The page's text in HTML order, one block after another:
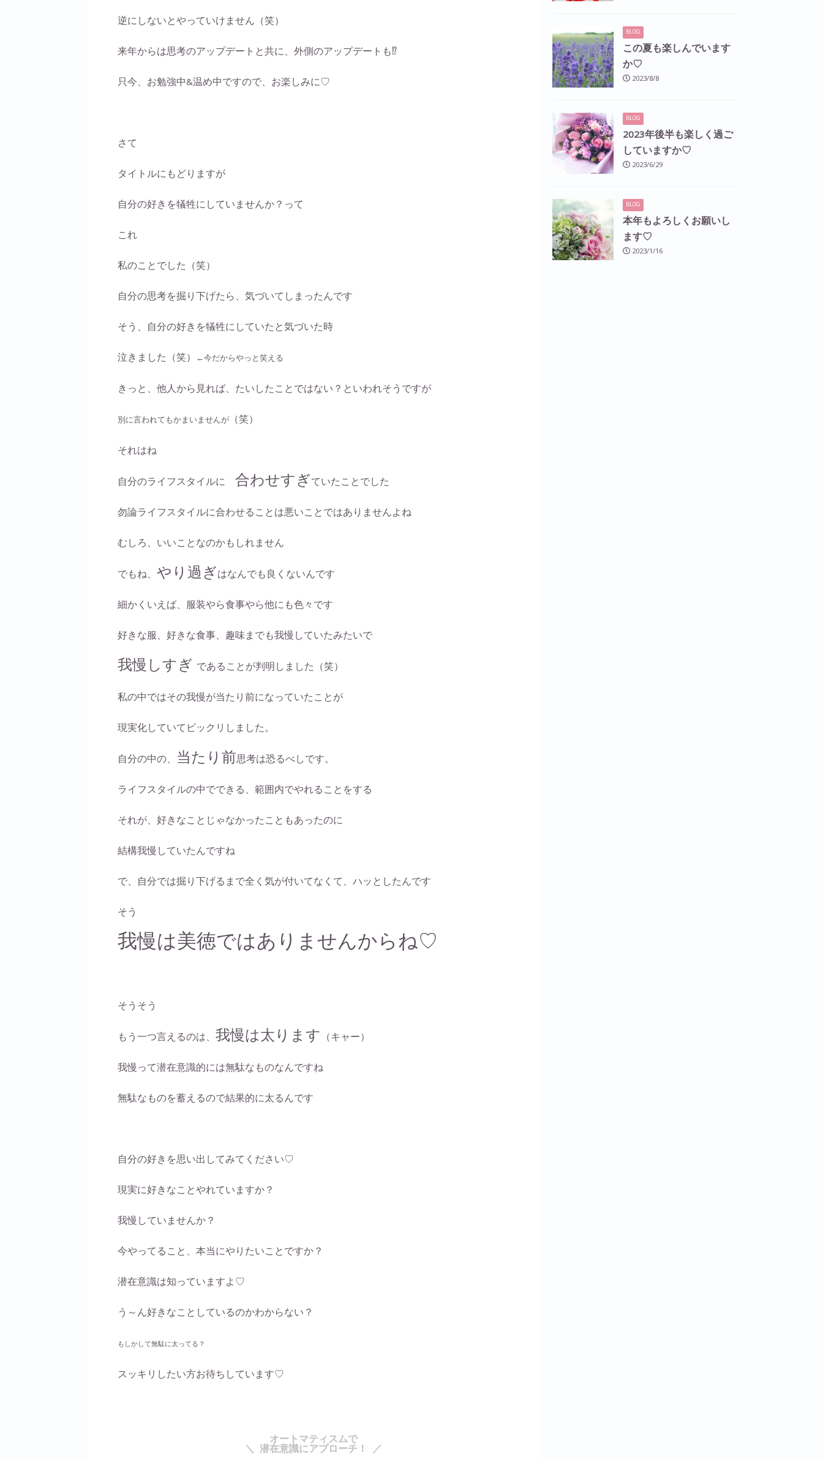
逆にしないとやっていけません（笑）
来年からは思考のアップデートと共に、外側のアップデートも⁉
只今、お勉強中&温め中ですので、お楽しみに♡
さて
タイトルにもどりますが
自分の好きを犠牲にしていませんか？って
これ
私のことでした（笑）
自分の思考を掘り下げたら、気づいてしまったんです
そう、自分の好きを犠牲にしていたと気づいた時
泣きました（笑） ←今だからやっと笑える
きっと、他人から見れば、たいしたことではない？といわれそうですが
別に言われてもかまいませんが （笑）
それはね
自分のライフスタイルに 合わせすぎていたことでした
勿論ライフスタイルに合わせることは悪いことではありませんよね
むしろ、いいことなのかもしれません
でもね、 やり過ぎはなんでも良くないんです
細かくいえば、服装やら食事やら他にも色々です
好きな服、好きな食事、趣味までも我慢していたみたいで
我慢しすぎ であることが判明しました（笑）
私の中ではその我慢が当たり前になっていたことが
現実化していてビックリしました。
自分の中の、 当たり前思考は恐るべしです。
ライフスタイルの中でできる、範囲内でやれることをする
それが、好きなことじゃなかったこともあったのに
結構我慢していたんですね
で、自分では掘り下げるまで全く気が付いてなくて、ハッとしたんです
そう
我慢は美徳ではありませんからね♡
そうそう
もう一つ言えるのは、 我慢は太ります （キャー）
我慢って潜在意識的には無駄なものなんですね
無駄なものを蓄えるので結果的に太るんです
自分の好きを思い出してみてください♡
現実に好きなことやれていますか？
我慢していませんか？
今やってること、本当にやりたいことですか？
潜在意識は知っていますよ♡
う～ん好きなことしているのかわからない？
もしかして無駄に太ってる？
スッキリしたい方お待ちしています♡
＼ 潜在意識にアプローチ！ ／
BLOG
この夏も楽しんでいます
か♡
2023/8/8
BLOG
2023年後半も楽しく過ご
していますか♡
2023/6/29
BLOG
本年もよろしくお願いし
ます♡
2023/1/16